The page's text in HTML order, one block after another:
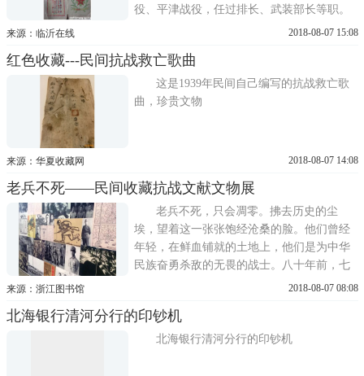
役、平津战役，任过排长、武装部长等职。
1952年复员回家，现在家乡安度晚年。亓玉
来源：临沂在线 2018-08-07 15:08
红色收藏---民间抗战救亡歌曲
这是1939年民间自己编写的抗战救亡歌
曲，珍贵文物
来源：华夏收藏网 2018-08-07 14:08
老兵不死——民间收藏抗战文献文物展
老兵不死，只会凋零。拂去历史的尘
埃，望着这一张张饱经沧桑的脸。他们曾经
年轻，在鲜血铺就的土地上，他们是为中华
民族奋勇杀敌的无畏的战士。八十年前，七
月七日，卢沟桥的枪炮声，拉开了中华民族
幼，年轻的士兵们筑起血肉的长城，慷慨赴
国难，唤起万众一心、共御外侮的民族觉
来源：浙江图书馆 2018-08-07 08:08
北海银行清河分行的印钞机
北海银行清河分行的印钞机